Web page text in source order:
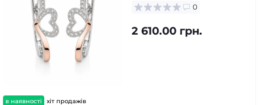
в наявності хіт продажів
0
2 610.00 грн.